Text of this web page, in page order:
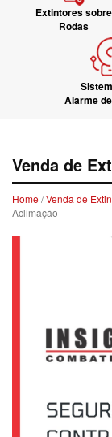
Extintores sobre
Rodas
Alarme
Venda de
Home/Venda de
Aclimação